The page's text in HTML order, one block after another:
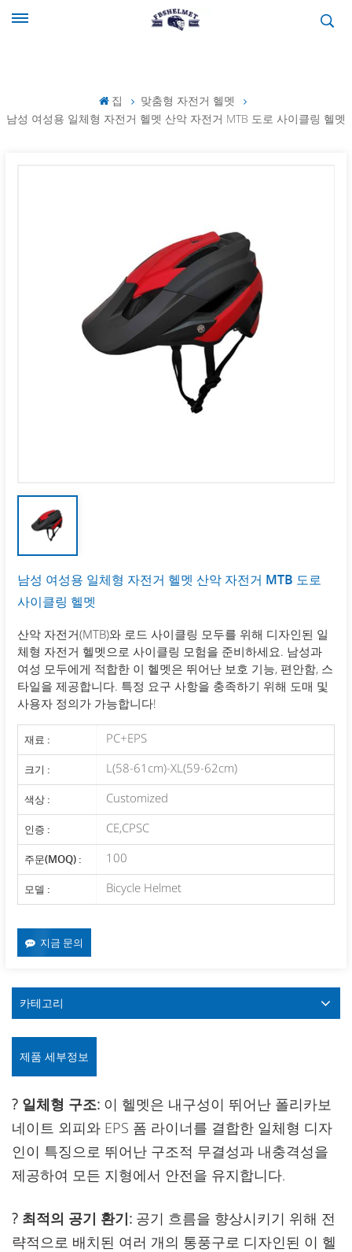
집
맞춤형 자전거 헬멧
남성 여성용 일체형 자전거 헬멧 산악 자전거 MTB 도로 사이클링 헬멧
남성 여성용 일체형 자전거 헬멧 산악 자전거 MTB 도로
사이클링 헬멧
산악 자전거(MTB)와 로드 사이클링 모두를 위해 디자인된 일
체형 자전거 헬멧으로 사이클링 모험을 준비하세요. 남성과
여성 모두에게 적합한 이 헬멧은 뛰어난 보호 기능, 편안함, 스
타일을 제공합니다. 특정 요구 사항을 충족하기 위해 도매 및
사용자 정의가 가능합니다!
재료 : PC+EPS
크기 : L(58-61cm)-XL(59-62cm)
색상 : Customized
인증 : CE,CPSC
주문(MOQ) : 100
모델 : Bicycle Helmet
지금 문의
카테고리
제품 세부정보
?️ 일체형 구조: 이 헬멧은 내구성이 뛰어난 폴리카보
네이트 외피와 EPS 폼 라이너를 결합한 일체형 디자
인이 특징으로 뛰어난 구조적 무결성과 내충격성을
제공하여 모든 지형에서 안전을 유지합니다.
? 최적의 공기 환기: 공기 흐름을 향상시키기 위해 전
략적으로 배치된 여러 개의 통풍구로 디자인된 이 헬